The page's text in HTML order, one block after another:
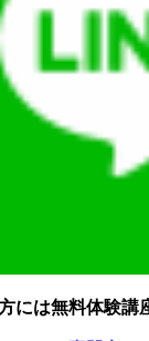
には無料体験講